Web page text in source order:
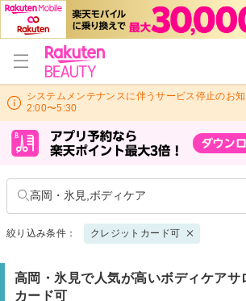
システムメンテナンスに伴うサービス停止のお
2:00〜5:30
高岡・氷見,ボディケア
絞り込み条件： クレジットカード可
高岡・氷見で人気が高いボディケアサ
カード可